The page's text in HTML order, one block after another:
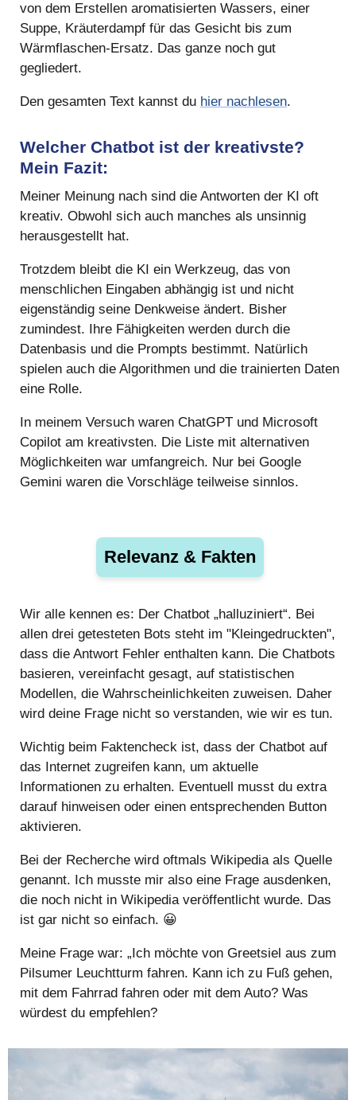
von dem Erstellen aromatisierten Wassers, einer
Suppe, Kräuterdampf für das Gesicht bis zum
Wärmflaschen-Ersatz. Das ganze noch gut
gegliedert.
Den gesamten Text kannst du hier nachlesen.
Welcher Chatbot ist der kreativste?
Mein Fazit:
Meiner Meinung nach sind die Antworten der KI oft
kreativ. Obwohl sich auch manches als unsinnig
herausgestellt hat.
Trotzdem bleibt die KI ein Werkzeug, das von
menschlichen Eingaben abhängig ist und nicht
eigenständig seine Denkweise ändert. Bisher
zumindest. Ihre Fähigkeiten werden durch die
Datenbasis und die Prompts bestimmt. Natürlich
spielen auch die Algorithmen und die trainierten Daten
eine Rolle.
In meinem Versuch waren ChatGPT und Microsoft
Copilot am kreativsten. Die Liste mit alternativen
Möglichkeiten war umfangreich. Nur bei Google
Gemini waren die Vorschläge teilweise sinnlos.
Relevanz & Fakten
Wir alle kennen es: Der Chatbot „halluziniert“. Bei
allen drei getesteten Bots steht im "Kleingedruckten",
dass die Antwort Fehler enthalten kann. Die Chatbots
basieren, vereinfacht gesagt, auf statistischen
Modellen, die Wahrscheinlichkeiten zuweisen. Daher
wird deine Frage nicht so verstanden, wie wir es tun.
Wichtig beim Faktencheck ist, dass der Chatbot auf
das Internet zugreifen kann, um aktuelle
Informationen zu erhalten. Eventuell musst du extra
darauf hinweisen oder einen entsprechenden Button
aktivieren.
Bei der Recherche wird oftmals Wikipedia als Quelle
genannt. Ich musste mir also eine Frage ausdenken,
die noch nicht in Wikipedia veröffentlicht wurde. Das
ist gar nicht so einfach. 😀
Meine Frage war: „Ich möchte von Greetsiel aus zum
Pilsumer Leuchtturm fahren. Kann ich zu Fuß gehen,
mit dem Fahrrad fahren oder mit dem Auto? Was
würdest du empfehlen?